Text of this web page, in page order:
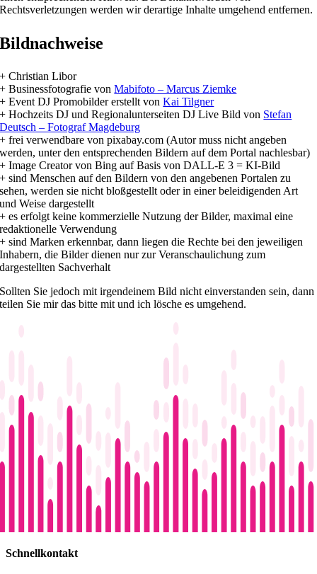
Rechtsverletzungen werden wir derartige Inhalte umgehend entfernen.
Bildnachweise
+ Christian Libor
+ Businessfotografie vonMabifoto – Marcus Ziemke
+ Event DJ Promobilder erstellt vonKai Tilgner
+ Hochzeits DJ und Regionalunterseiten DJ Live Bild von Stefan
Deutsch – Fotograf Magdeburg
+ frei verwendbare von pixabay.com (Autor muss nicht angeben
werden, unter den entsprechenden Bildern auf dem Portal nachlesbar)
+ Image Creator von Bing auf Basis von DALL-E 3 = KI-Bild
+ sind Menschen auf den Bildern von den angebenen Portalen zu
sehen, werden sie nicht bloßgestellt oder in einer beleidigenden Art
und Weise dargestellt
+ es erfolgt keine kommerzielle Nutzung der Bilder, maximal eine
redaktionelle Verwendung
+ sind Marken erkennbar, dann liegen die Rechte bei den jeweiligen
Inhabern, die Bilder dienen nur zur Veranschaulichung zum
dargestellten Sachverhalt
Sollten Sie jedoch mit irgendeinem Bild nicht einverstanden sein, dann
teilen Sie mir das bitte mit und ich lösche es umgehend.
Schnellkontakt